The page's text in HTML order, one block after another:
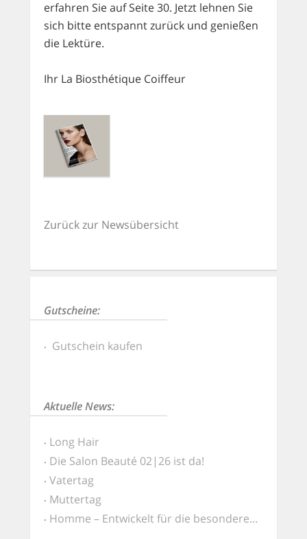
erfahren Sie auf Seite 30. Jetzt lehnen Sie
sich bitte entspannt zurück und genießen
die Lektüre.
Ihr La Biosthétique Coiffeur
Zurück zur Newsübersicht
Gutscheine:
Gutschein kaufen
Aktuelle News:
Long Hair
Die Salon Beauté 02|26 ist da!
Vatertag
Muttertag
Homme – Entwickelt für die besonderen Ansprüche von Männerhaut und -haar